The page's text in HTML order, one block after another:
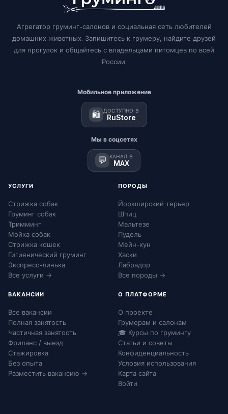
Агрегатор груминг-салонов и социальная сеть любителей
домашних животных. Запишитесь к грумеру, найдите друзей
для прогулок и общайтесь с владельцами питомцев по всей
России.
Мобильное приложение
🛍️ ДОСТУПНО В
RuStore
Мы в соцсетях
💬 КАНАЛ В
MAX
УСЛУГИ
Стрижка собак
Груминг собак
Тримминг
Мойка собак
Стрижка кошек
Гигиенический груминг
Экспресс-линька
Все услуги →
ПОРОДЫ
Йоркширский терьер
Шпиц
Мальтезе
Пудель
Мейн-кун
Хаски
Лабрадор
Все породы →
ВАКАНСИИ
Все вакансии
Полная занятость
Частичная занятость
Фриланс / выезд
Стажировка
Без опыта
Разместить вакансию →
О ПЛАТФОРМЕ
О проекте
Грумерам и салонам
🎓 Курсы по грумингу
Статьи и советы
Конфиденциальность
Условия использования
Карта сайта
Войти